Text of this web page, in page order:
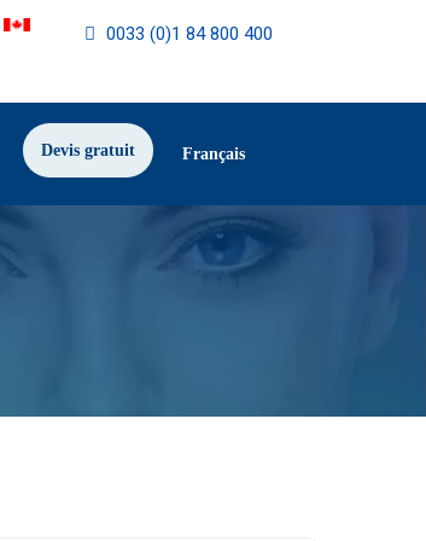
0033 (0)1 84 800 400
Devis gratuit Français